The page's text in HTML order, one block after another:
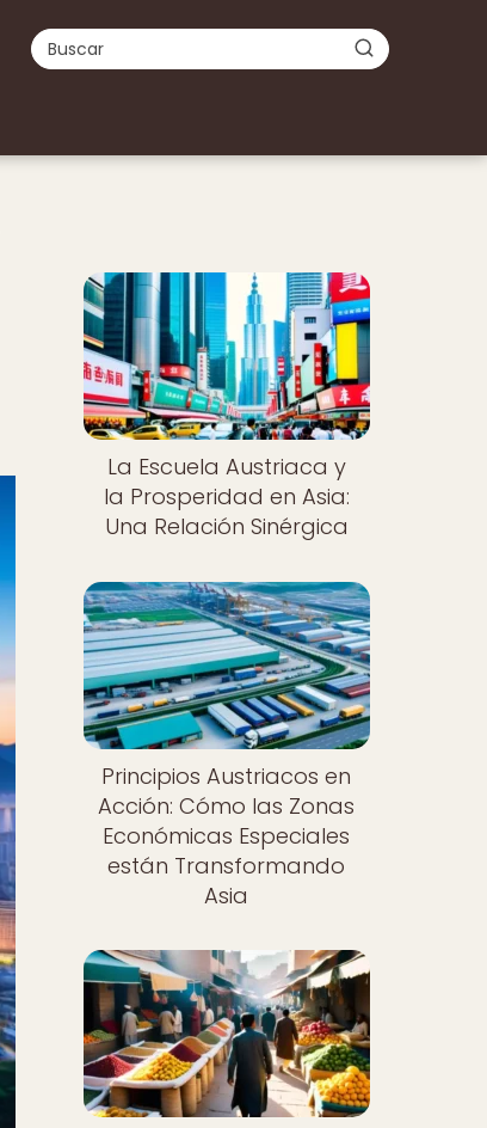
La Escuela Austriaca y
la Prosperidad en Asia:
Una Relación Sinérgica
Principios Austriacos en
Acción: Cómo las Zonas
Económicas Especiales
están Transformando
Asia